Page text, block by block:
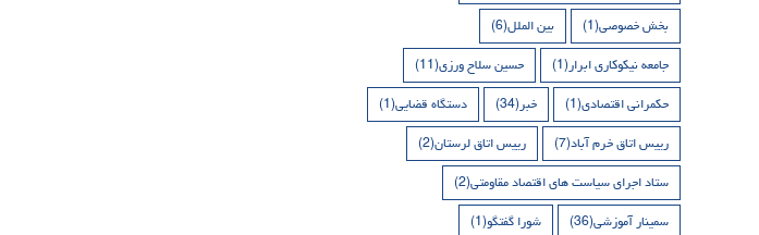
بخش خصوصی(1) بین الملل(6)
جامعه نیکوکاری ابرار(1) حسین سلاح ورزی(11)
حکمرانی اقتصادی(1) خبر(34) دستگاه قضایی(1)
رییس اتاق خرم آباد(7) رییس اتاق لرستان(2)
ستاد اجرای سیاست های اقتصاد مقاومتی(2)
سمینار آموزشی(36) شورا گفتگو(1)